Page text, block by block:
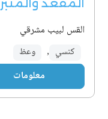
المقعد والمنبر
القس لبيب مشرقي
كنسي , وعظ
معلومات